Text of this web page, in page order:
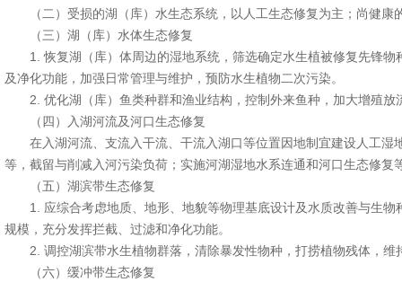
（二）受损的湖（库）水生态系统，以人工生态修复为主；尚健康
（三）湖（库）水体生态修复
1. 恢复湖（库）体周边的湿地系统，筛选确定水生植被修复先锋物
及净化功能，加强日常管理与维护，预防水生植物二次污染。
2. 优化湖（库）鱼类种群和渔业结构，控制外来鱼种，加大增殖放
（四）入湖河流及河口生态修复
在入湖河流、支流入干流、干流入湖口等位置因地制宜建设人工湿
等，截留与削减入河污染负荷；实施河湖湿地水系连通和河口生态修复
（五）湖滨带生态修复
1. 应综合考虑地质、地形、地貌等物理基底设计及水质改善与生物
规模，充分发挥拦截、过滤和净化功能。
2. 调控湖滨带水生植物群落，清除暴发性物种，打捞植物残体，维
（六）缓冲带生态修复